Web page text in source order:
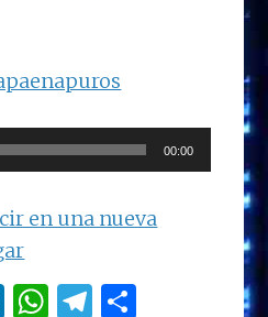
00:00
en una nueva
Li W T